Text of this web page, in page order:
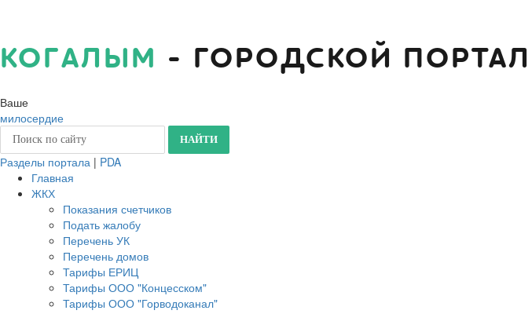
КОГАЛЫМ - ГОРОДСКОЙ ПОРТАЛ
Ваше
милосердие
Разделы портала | PDA
Главная
ЖКХ
Показания счетчиков
Подать жалобу
Перечень УК
Перечень домов
Тарифы ЕРИЦ
Тарифы ООО "Концесском"
Тарифы ООО "Горводоканал"